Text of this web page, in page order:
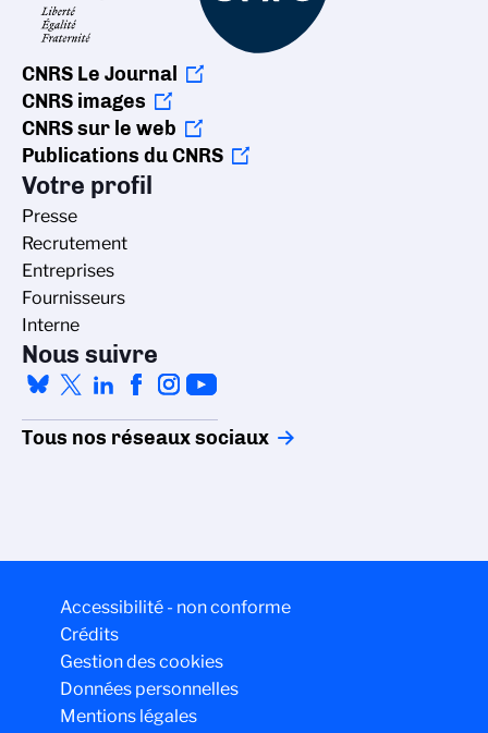
CNRS Le Journal
CNRS images
CNRS sur le web
Publications du CNRS
Votre profil
Presse
Recrutement
Entreprises
Fournisseurs
Interne
Nous suivre
Tous nos réseaux sociaux
Accessibilité - non conforme
Crédits
Gestion des cookies
Données personnelles
Mentions légales